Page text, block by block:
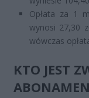
Opłata za 1
wynosi 27,30
wówczas
KTO JEST